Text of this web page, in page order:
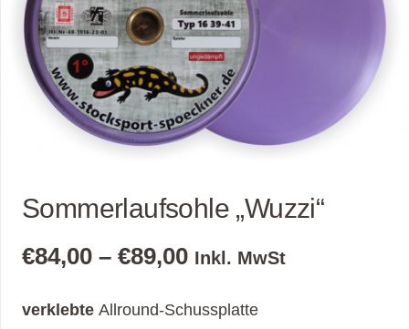
Sommerlaufsohle „Wuzzi“
€84,00 – €89,00 Inkl. MwSt
verklebte Allround-Schussplatte